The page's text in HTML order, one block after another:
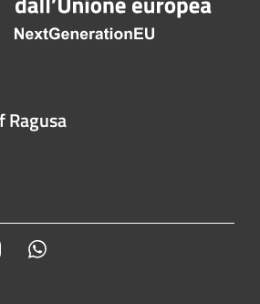
Ragusa
Instagram